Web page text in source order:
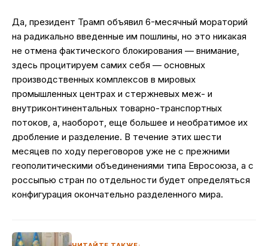
Да, президент Трамп объявил 6-месячный мораторий
на радикально введенные им пошлины, но это никакая
не отмена фактического блокирования — внимание,
здесь процитируем самих себя — основных
производственных комплексов в мировых
промышленных центрах и стержневых меж- и
внутриконтинентальных товарно-транспортных
потоков, а, наоборот, еще большее и необратимое их
дробление и разделение. В течение этих шести
месяцев по ходу переговоров уже не с прежними
геополитическими объединениями типа Евросоюза, а с
россыпью стран по отдельности будет определяться
конфигурация окончательно разделенного мира.